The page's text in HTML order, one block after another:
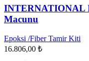
INTERNATIONAL
Macunu
Epoksi /Fiber Tamir Kiti
16.806,00 ₺